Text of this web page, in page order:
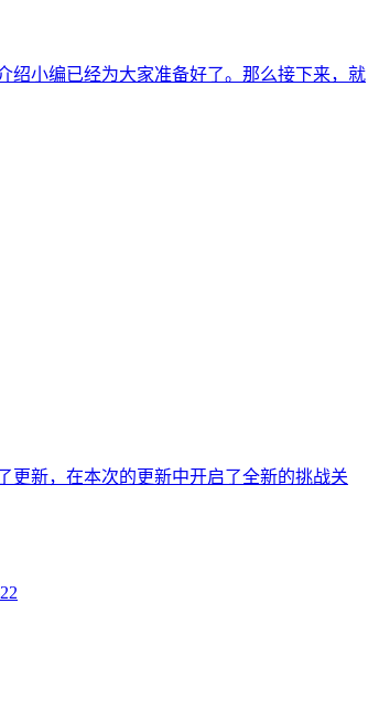
绍小编已经为大家准备好了。那么接下来，就
更新，在本次的更新中开启了全新的挑战关